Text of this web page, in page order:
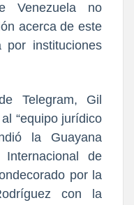
Venezuela no
acerca de este
por instituciones
Telegram, Gil
“equipo jurídico
la Guayana
de
por la
con la